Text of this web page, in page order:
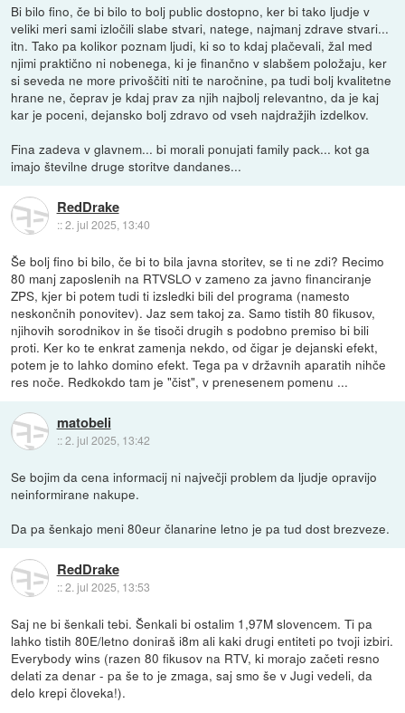
Bi bilo fino, če bi bilo to bolj public dostopno, ker bi tako ljudje v
veliki meri sami izločili slabe stvari, natege, najmanj zdrave stvari...
itn. Tako pa kolikor poznam ljudi, ki so to kdaj plačevali, žal med
njimi praktično ni nobenega, ki je finančno v slabšem položaju, ker
si seveda ne more privoščiti niti te naročnine, pa tudi bolj kvalitetne
hrane ne, čeprav je kdaj prav za njih najbolj relevantno, da je kaj
kar je poceni, dejansko bolj zdravo od vseh najdražjih izdelkov.
Fina zadeva v glavnem... bi morali ponujati family pack... kot ga
imajo številne druge storitve dandanes...
RedDrake
::2. jul 2025, 13:40
Še bolj fino bi bilo, če bi to bila javna storitev, se ti ne zdi? Recimo
80 manj zaposlenih na RTVSLO v zameno za javno financiranje
ZPS, kjer bi potem tudi ti izsledki bili del programa (namesto
neskončnih ponovitev). Jaz sem takoj za. Samo tistih 80 fikusov,
njihovih sorodnikov in še tisoči drugih s podobno premiso bi bili
proti. Ker ko te enkrat zamenja nekdo, od čigar je dejanski efekt,
potem je to lahko domino efekt. Tega pa v državnih aparatih nihče
res noče. Redkokdo tam je "čist", v prenesenem pomenu ...
matobeli
::2. jul 2025, 13:42
Se bojim da cena informacij ni največji problem da ljudje opravijo
neinformirane nakupe.
Da pa šenkajo meni 80eur članarine letno je pa tud dost brezveze.
RedDrake
::2. jul 2025, 13:53
Saj ne bi šenkali tebi. Šenkali bi ostalim 1,97M slovencem. Ti pa
lahko tistih 80E/letno doniraš i8m ali kaki drugi entiteti po tvoji izbiri.
Everybody wins (razen 80 fikusov na RTV, ki morajo začeti resno
delati za denar - pa še to je zmaga, saj smo še v Jugi vedeli, da
delo krepi človeka!).